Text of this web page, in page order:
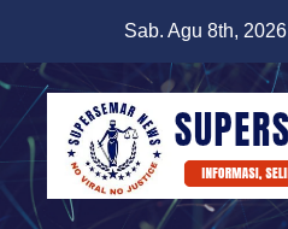
content
Sab. Agu 8th, 2026